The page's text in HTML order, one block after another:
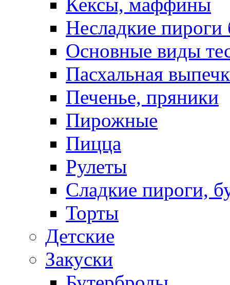
Несладкие пироги
Основные виды
Пасхальная
Печенье, пряники
Пирожные
Пицца
Рулеты
Сладкие пироги,
Торты
Детские
Закуски